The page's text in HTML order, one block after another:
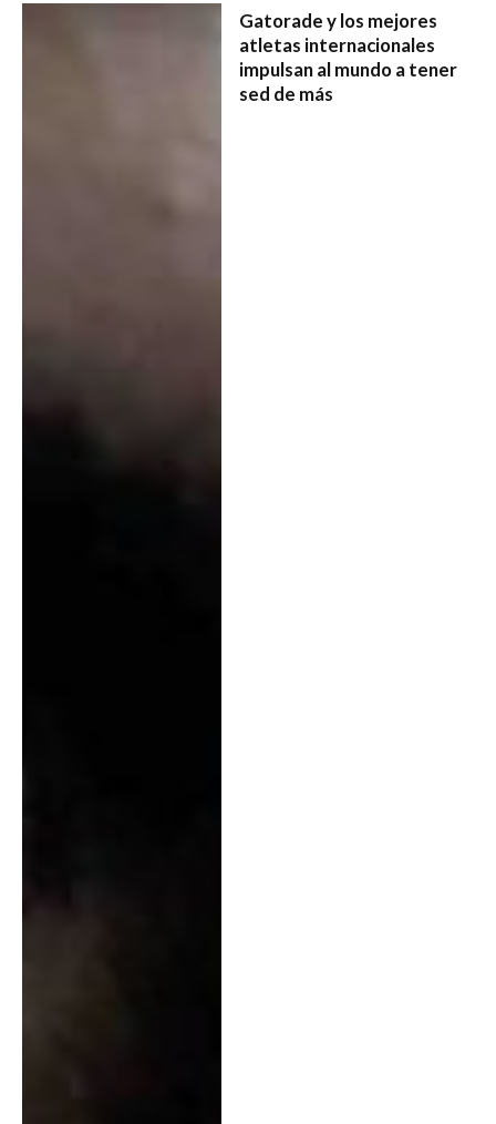
Gatorade y los mejores
atletas internacionales
impulsan al mundo a tener
sed de más